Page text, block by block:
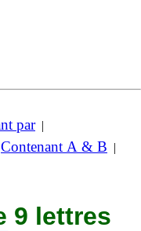
par|
Contenant A & B |
9 lettres